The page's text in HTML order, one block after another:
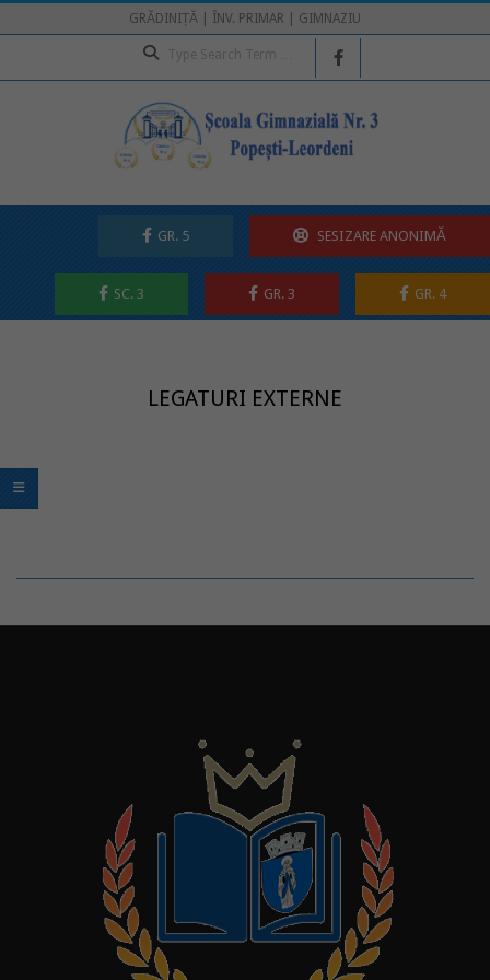
to
GRĂDINIȚĂ | ÎNV. PRIMAR | GIMNAZIU
SESIZARE ANONIMĂ
GR. 5
GR. 4
GR. 3
SC. 3
LEGATURI EXTERNE